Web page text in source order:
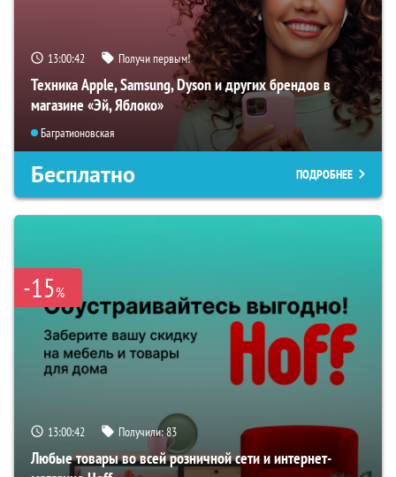
13:00:41 Получи первым!
Техника Apple, Samsung, Dyson и других брендов в
магазине «Эй, Яблоко»
Багратионовская
Бесплатно ПОДРОБНЕЕ
-15%
13:00:41 Получили:83
Любые товары во всей розничной сети и интернет-